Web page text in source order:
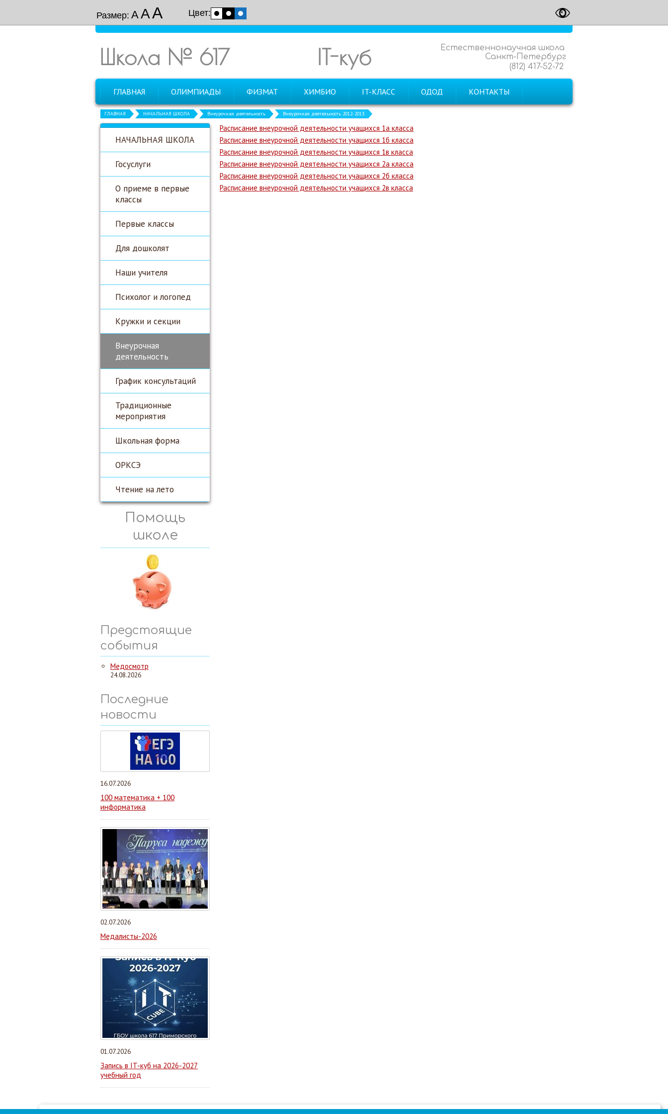
Размер: ААА Цвет:
Школа № 617
Естественнонаучная школа
Санкт-Петербург
(812) 417-52-72
IT-куб
ГЛАВНАЯ ОЛИМПИАДЫ ФИЗМАТ ХИМБИО IT-КЛАСС ОДОД КОНТАКТЫ
ГЛАВНАЯ НАЧАЛЬНАЯ ШКОЛА Внеурочная деятельность Внеурочная деятельность 2012-2013
НАЧАЛЬНАЯ ШКОЛА
Госуслуги
О приеме в первые
классы
Первые классы
Для дошколят
Наши учителя
Психолог и логопед
Кружки и секции
Внеурочная
деятельность
График консультаций
Традиционные
мероприятия
Школьная форма
ОРКСЭ
Чтение на лето
Помощь
школе
Предстоящие
события
Медосмотр
24.08.2026
Последние
новости
16.07.2026
100 математика + 100
информатика
02.07.2026
Медалисты-2026
01.07.2026
Запись в IT-куб на 2026-2027
учебный год
Расписание внеурочной деятельности учащихся 1а класса
Расписание внеурочной деятельности учащихся 1б класса
Расписание внеурочной деятельности учащихся 1в класса
Расписание внеурочной деятельности учащихся 2а класса
Расписание внеурочной деятельности учащихся 2б класса
Расписание внеурочной деятельности учащихся 2в класса